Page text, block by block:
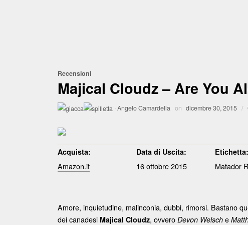
Recensioni
Majical Cloudz – Are You
·Angelo Camardella on dicembre 30, 2015 /
Acquista: Data di Uscita: Etichetta:
Amazon.it 16 ottobre 2015 Matador
Amore, inquietudine, malinconia, dubbi, rimorsi. Bastano
dei canadesi Majical Cloudz, ovvero Devon Welsch e